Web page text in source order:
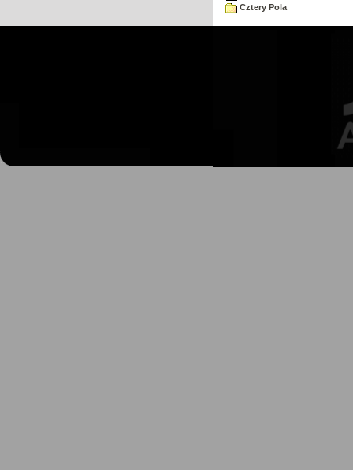
Cztery Pola